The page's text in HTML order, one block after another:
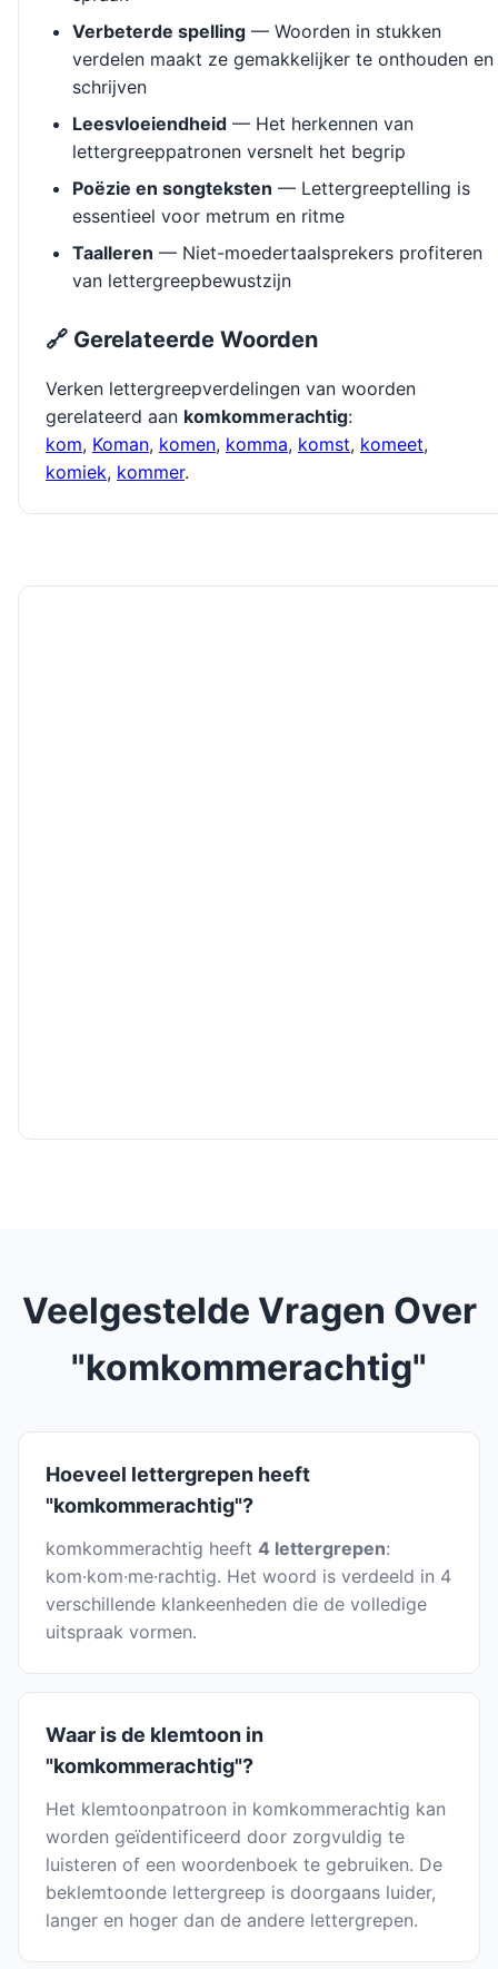
Verbeterde spelling — Woorden in stukken
verdelen maakt ze gemakkelijker te onthouden en
schrijven
Leesvloeiendheid — Het herkennen van
lettergreeppatronen versnelt het begrip
Poëzie en songteksten — Lettergreeptelling is
essentieel voor metrum en ritme
Taalleren — Niet-moedertaalsprekers profiteren
van lettergreepbewustzijn
🔗 Gerelateerde Woorden
Verken lettergreepverdelingen van woorden
gerelateerd aan komkommerachtig:
kom, Koman, komen, komma, komst, komeet,
komiek, kommer.
Veelgestelde Vragen Over
"komkommerachtig"
Hoeveel lettergrepen heeft
"komkommerachtig"?
komkommerachtig heeft 4 lettergrepen:
kom·kom·me·rachtig. Het woord is verdeeld in 4
verschillende klankeenheden die de volledige
uitspraak vormen.
Waar is de klemtoon in
"komkommerachtig"?
Het klemtoonpatroon in komkommerachtig kan
worden geïdentificeerd door zorgvuldig te
luisteren of een woordenboek te gebruiken. De
beklemtoonde lettergreep is doorgaans luider,
langer en hoger dan de andere lettergrepen.